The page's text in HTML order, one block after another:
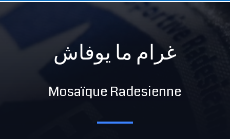
غرام ما يوفاش
Mosaïque Radesienne